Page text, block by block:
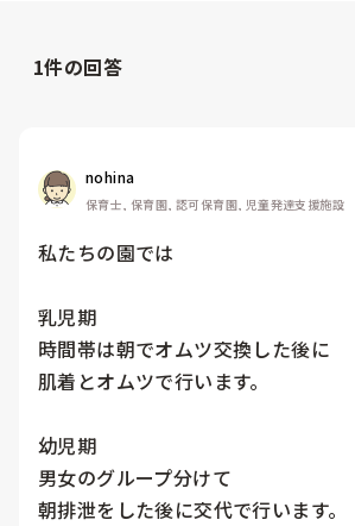
1件の回答
nohina
保育士, 保育園, 認可保育園, 児童発達支援施設
私たちの園では
乳児期
時間帯は朝でオムツ交換した後に
肌着とオムツで行います。
幼児期
男女のグループ分けて
朝排泄をした後に交代で行います。